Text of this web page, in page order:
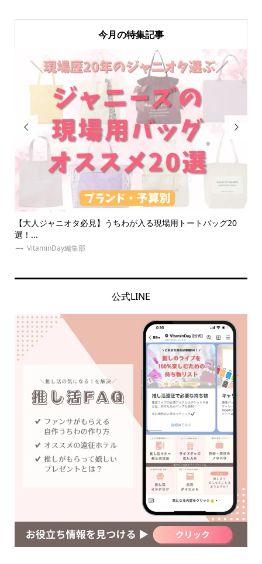
今月の特集記事

簡単キンブレリボンの作り方！安くて可愛いペンラリボン商品
も！
ゆめみぃ

公式LINE